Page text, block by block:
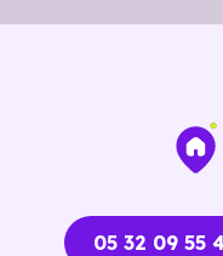
05 32 09 55